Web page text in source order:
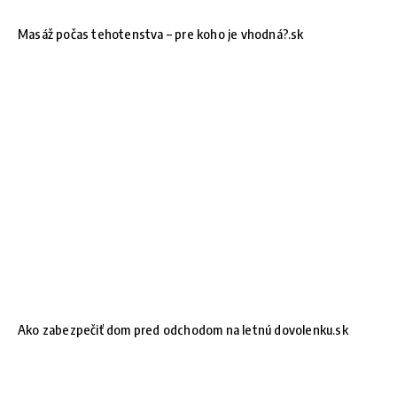
Masáž počas tehotenstva – pre koho je vhodná?.sk
Ako zabezpečiť dom pred odchodom na letnú dovolenku.sk